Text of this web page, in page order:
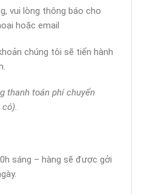
vui lòng thông báo cho
hoặc email
chúng tôi sẽ tiến hành
thanh toán phí chuyển
sáng – hàng sẽ được gởi